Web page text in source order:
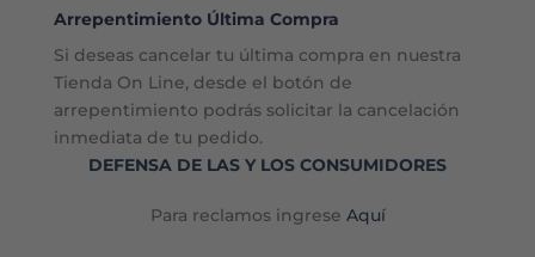
Arrepentimiento Última Compra
Si deseas cancelar tu última compra en nuestra
Tienda On Line, desde el botón de
arrepentimiento podrás solicitar la cancelación
inmediata de tu pedido.
DEFENSA DE LAS Y LOS CONSUMIDORES
Para reclamos ingrese Aquí